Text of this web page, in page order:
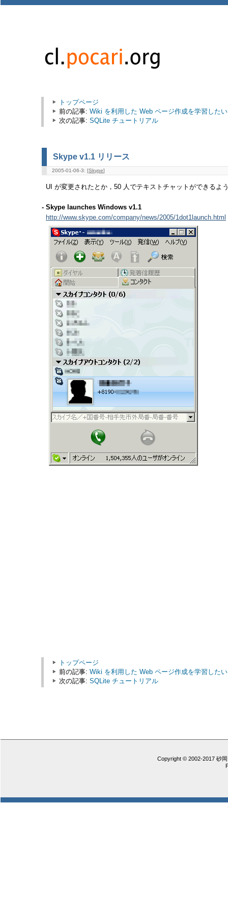
トップページ
前の記事: Wiki を利用した Web ページ作成を学習した
次の記事: SQLite チュートリアル
Skype v1.1 リリース
2005-01-06-3: [Skype]
UI が変更されたとか，50 人でテキストチャットができるよ
- Skype launches Windows v1.1
http://www.skype.com/company/news/2005/1dot1launch.html
トップページ
前の記事: Wiki を利用した Web ページ作成を学習した
次の記事: SQLite チュートリアル
Copyright © 2002-2017 砂